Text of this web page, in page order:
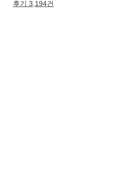
후기 3,194건